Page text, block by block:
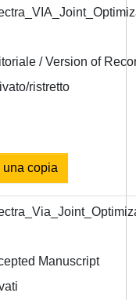
/ Version of
ristretto
copia
Manuscript